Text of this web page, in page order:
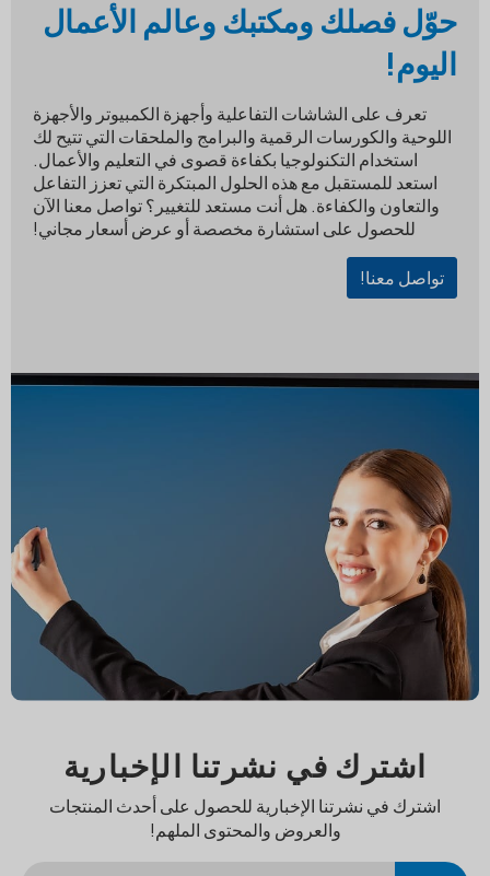
حوّل فصلك ومكتبك وعالم الأعمال
اليوم!
تعرف على الشاشات التفاعلية وأجهزة الكمبيوتر والأجهزة
اللوحية والكورسات الرقمية والبرامج والملحقات التي تتيح لك
استخدام التكنولوجيا بكفاءة قصوى في التعليم والأعمال.
استعد للمستقبل مع هذه الحلول المبتكرة التي تعزز التفاعل
والتعاون والكفاءة. هل أنت مستعد للتغيير؟ تواصل معنا الآن
للحصول على استشارة مخصصة أو عرض أسعار مجاني!
تواصل معنا!
اشترك في نشرتنا الإخبارية
اشترك في نشرتنا الإخبارية للحصول على أحدث المنتجات
والعروض والمحتوى الملهم!